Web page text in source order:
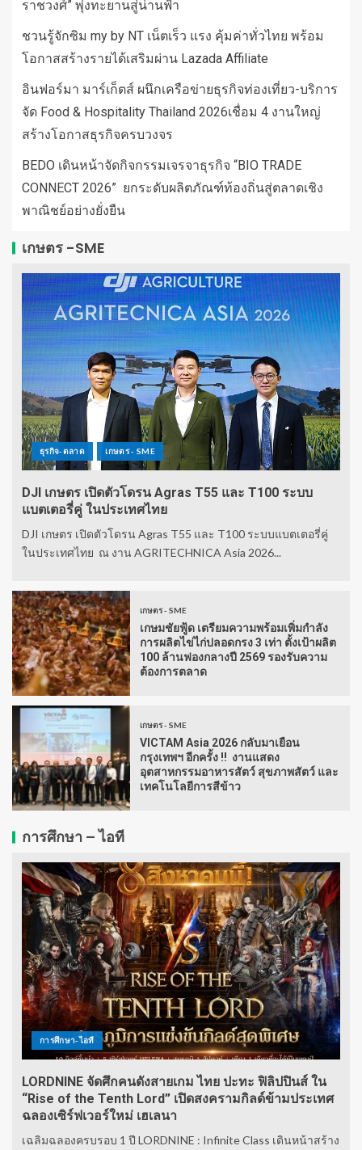
ราชวงศ์” พุ่งทะยานสู่น่านฟ้า
ชวนรู้จักซิม my by NT เน็ตเร็ว แรง คุ้มค่าทั่วไทย พร้อม
โอกาสสร้างรายได้เสริมผ่าน Lazada Affiliate
อินฟอร์มา มาร์เก็ตส์ ผนึกเครือข่ายธุรกิจท่องเที่ยว-บริการ
จัด Food & Hospitality Thailand 2026เชื่อม 4 งานใหญ่
สร้างโอกาสธุรกิจครบวงจร
BEDO เดินหน้าจัดกิจกรรมเจรจาธุรกิจ “BIO TRADE
CONNECT 2026” ยกระดับผลิตภัณฑ์ท้องถิ่นสู่ตลาดเชิง
พาณิชย์อย่างยั่งยืน
เกษตร -SME
ธุรกิจ-ตลาด เกษตร - SME
DJI เกษตร เปิดตัวโดรน Agras T55 และ T100 ระบบ
แบตเตอรี่คู่ ในประเทศไทย
DJI เกษตร เปิดตัวโดรน Agras T55 และ T100 ระบบแบตเตอรี่คู่
ในประเทศไทย ณ งาน AGRITECHNICA Asia 2026...
เกษตร - SME
เกษมชัยฟู้ด เตรียมความพร้อมเพิ่มกำลัง
การผลิตไข่ไก่ปลอดกรง 3 เท่า ตั้งเป้าผลิต
100 ล้านฟองกลางปี 2569 รองรับความ
ต้องการตลาด
เกษตร - SME
VICTAM Asia 2026 กลับมาเยือน
กรุงเทพฯ อีกครั้ง !! งานแสดง
อุตสาหกรรมอาหารสัตว์ สุขภาพสัตว์ และ
เทคโนโลยีการสีข้าว
การศึกษา – ไอที
การศึกษา-ไอที
LORDNINE จัดศึกคนดังสายเกม ไทย ปะทะ ฟิลิปปินส์ ใน
“Rise of the Tenth Lord” เปิดสงครามกิลด์ข้ามประเทศ
ฉลองเซิร์ฟเวอร์ใหม่ เฮเลนา
เฉลิมฉลองครบรอบ 1 ปี LORDNINE : Infinite Class เดินหน้าสร้าง